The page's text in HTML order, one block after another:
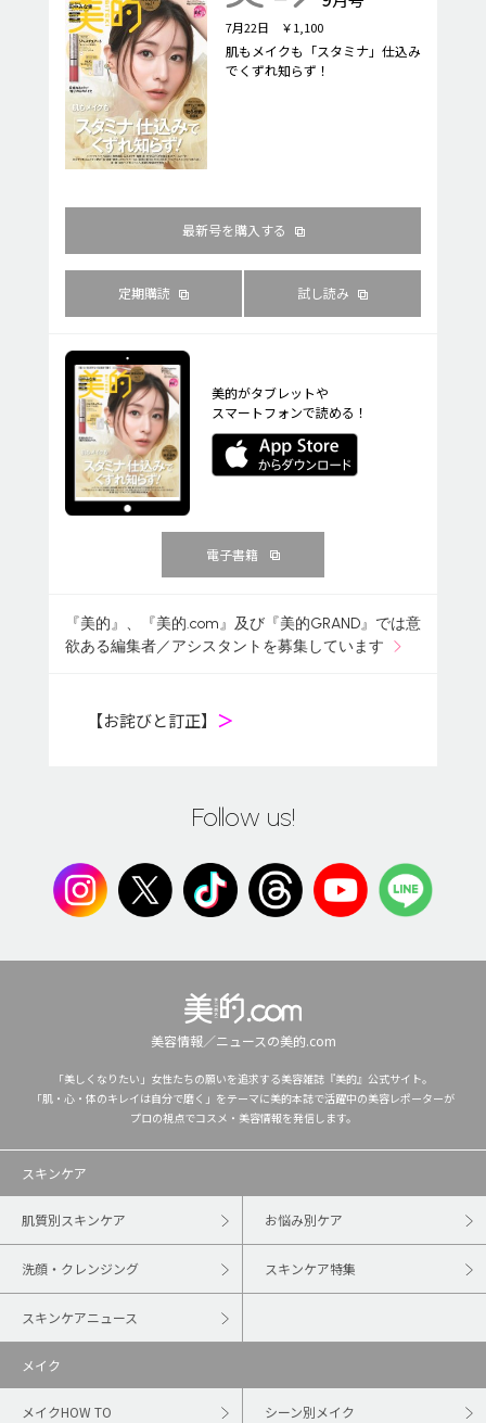
7月22日 ￥1,100
肌もメイクも「スタミナ」仕込み
でくずれ知らず！
最新号を購入する
定期購読 試し読み
美的がタブレットや
スマートフォンで読める！
電子書籍
『美的』、『美的.com』及び『美的GRAND』では意
欲ある編集者／アシスタントを募集しています
【お詫びと訂正】 ＞
Follow us!
美容情報／ニュースの美的.com
「美しくなりたい」女性たちの願いを追求する美容雑誌『美的』公式サイト。
「肌・心・体のキレイは自分で磨く」をテーマに美的本誌で活躍中の美容レポーターが
プロの視点でコスメ・美容情報を発信します。
スキンケア
肌質別スキンケア お悩み別ケア
洗顔・クレンジング スキンケア特集
スキンケアニュース
メイク
メイクHOW TO シーン別メイク